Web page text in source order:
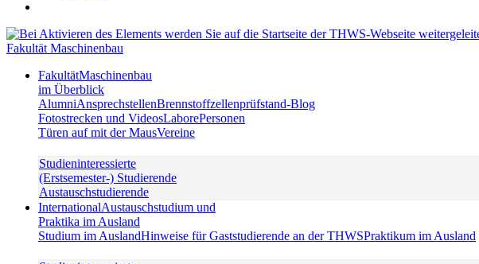
Fakultät Maschinenbau
FakultätMaschinenbau
im Überblick
AlumniAnsprechstellenBrennstoffzellenprüfstand-Blog
Fotostrecken und VideosLaborePersonen
Türen auf mit der MausVereine
Studieninteressierte
(Erstsemester-) Studierende
Austauschstudierende
InternationalAustauschstudium und
Praktika im Ausland
Studium im AuslandHinweise für Gaststudierende an der THWSPraktikum im Ausland